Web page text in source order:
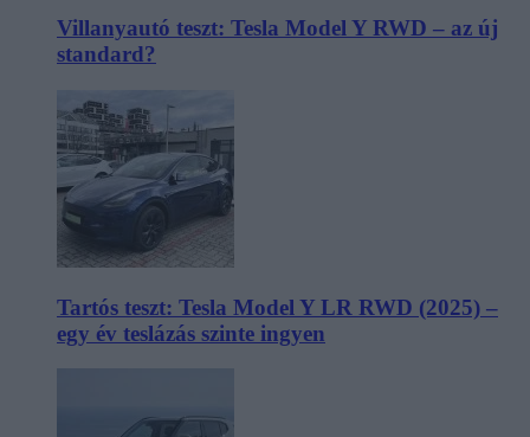
Villanyautó teszt: Tesla Model Y RWD – az új
standard?
Tartós teszt: Tesla Model Y LR RWD (2025) –
egy év teslázás szinte ingyen